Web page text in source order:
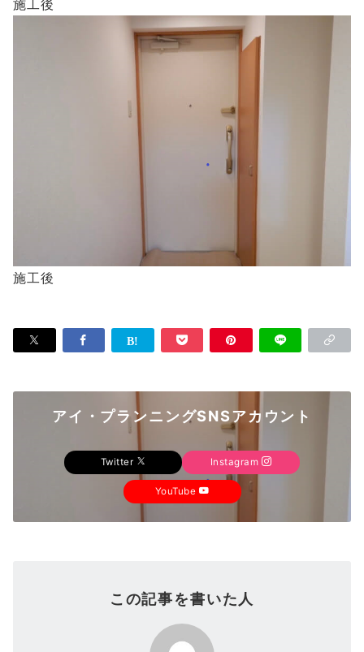
施工後
施工後
アイ・プランニングSNSアカウント
Twitter Instagram
YouTube
この記事を書いた人